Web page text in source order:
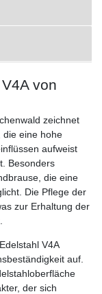
von
zeichnet
die eine hohe
aufweist
Besonders
die eine
Die Pflege der
zur Erhaltung der
V4A
auf.
der sich